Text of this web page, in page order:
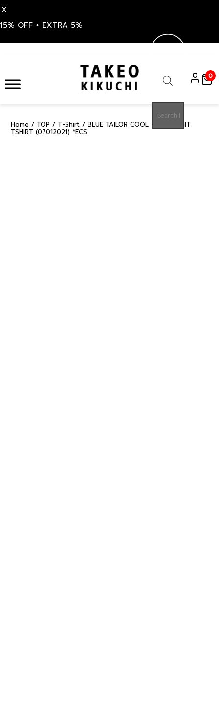
X
15% OFF + EXTRA 5%
content
search
0
Home / TOP / T-Shirt / BLUE TAILOR COOL TOUCH KNIT
TSHIRT (07012021) *ECS